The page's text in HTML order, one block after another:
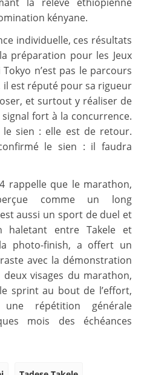
kényane.
individuelle, ces résultats
préparation pour les Jeux
n’est pas le parcours
est réputé pour sa rigueur
et surtout y réaliser de
fort à la concurrence.
le sien : elle est de retour.
le sien : il faudra
rappelle que le marathon,
comme un long
aussi un sport de duel et
haletant entre Takele et
photo-finish, a offert un
avec la démonstration
visages du marathon,
sprint au bout de l’effort,
répétition générale
mois des échéances